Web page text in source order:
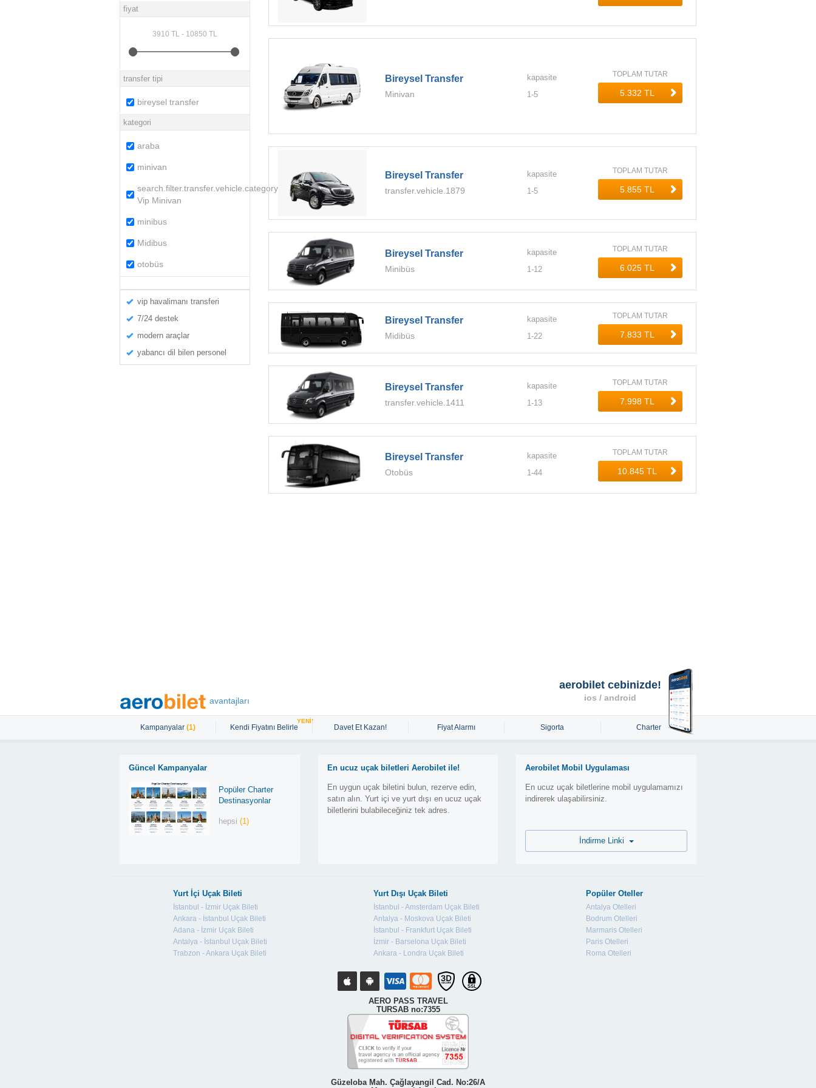
fiyat
transfer tipi
bireysel transfer
kategori
araba
minivan
search.filter.transfer.vehicle.category.Ultra
Vip Minivan
minibus
Midibus
otobüs
vip havalimanı transferi
7/24 destek
modern araçlar
yabancı dil bilen personel
Bireysel Transfer
Minivan
kapasite
1-5
TOPLAM TUTAR
Bireysel Transfer
transfer.vehicle.1879
kapasite
1-5
TOPLAM TUTAR
Bireysel Transfer
Minibüs
kapasite
1-12
TOPLAM TUTAR
Bireysel Transfer
Midibüs
kapasite
1-22
TOPLAM TUTAR
Bireysel Transfer
transfer.vehicle.1411
kapasite
1-13
TOPLAM TUTAR
Bireysel Transfer
Otobüs
kapasite
1-44
TOPLAM TUTAR
avantajları
Kampanyalar (1) Kendi Fiyatını Belirle
YENİ!
Davet Et Kazan! Fiyat Alarmı Sigorta Charter
Güncel Kampanyalar
Popüler Charter
Destinasyonlar
hepsi(1)
En ucuz uçak biletleri Aerobilet ile!
En uygun uçak biletini bulun, rezerve edin,
satın alın. Yurt içi ve yurt dışı en ucuz uçak
biletlerini bulabileceğiniz tek adres.
aerobilet cebinizde!
ios / android
Aerobilet Mobil Uygulaması
En ucuz uçak biletlerine mobil uygulamamızı
indirerek ulaşabilirsiniz.
Yurt İçi Uçak Bileti
İstanbul - İzmir Uçak Bileti
Ankara - İstanbul Uçak Bileti
Adana - İzmir Uçak Bileti
Antalya - İstanbul Uçak Bileti
Trabzon - Ankara Uçak Bileti
Yurt Dışı Uçak Bileti
İstanbul - Amsterdam Uçak Bileti
Antalya - Moskova Uçak Bileti
İstanbul - Frankfurt Uçak Bileti
İzmir - Barselona Uçak Bileti
Ankara - Londra Uçak Bileti
Popüler Oteller
Antalya Otelleri
Bodrum Otelleri
Marmaris Otelleri
Paris Otelleri
Roma Otelleri
AERO PASS TRAVEL
TURSAB no:7355
Güzeloba Mah. Çağlayangil Cad. No:26/A